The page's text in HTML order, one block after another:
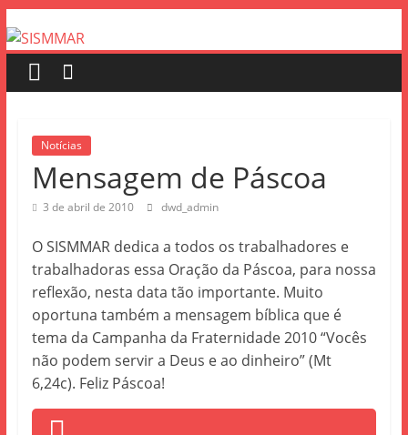
Notícias
Mensagem de Páscoa
3 de abril de 2010 dwd_admin
O SISMMAR dedica a todos os trabalhadores e
trabalhadoras essa Oração da Páscoa, para nossa
reflexão, nesta data tão importante. Muito
oportuna também a mensagem bíblica que é
tema da Campanha da Fraternidade 2010 “Vocês
não podem servir a Deus e ao dinheiro” (Mt
6,24c). Feliz Páscoa!